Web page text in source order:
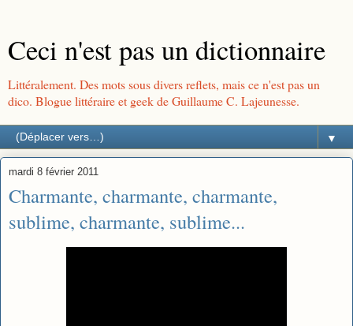
Ceci n'est pas un dictionnaire
Littéralement. Des mots sous divers reflets, mais ce n'est pas un
dico. Blogue littéraire et geek de Guillaume C. Lajeunesse.
▼
mardi 8 février 2011
Charmante, charmante, charmante,
sublime, charmante, sublime...